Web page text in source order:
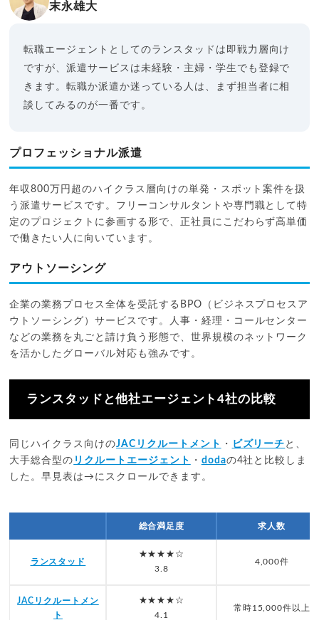
末永雄大
転職エージェントとしてのランスタッドは即戦力層向け
ですが、派遣サービスは未経験・主婦・学生でも登録で
きます。転職か派遣か迷っている人は、まず担当者に相
談してみるのが一番です。
プロフェッショナル派遣
年収800万円超のハイクラス層向けの単発・スポット案件を扱
う派遣サービスです。フリーコンサルタントや専門職として特
定のプロジェクトに参画する形で、正社員にこだわらず高単価
で働きたい人に向いています。
アウトソーシング
企業の業務プロセス全体を受託するBPO（ビジネスプロセスア
ウトソーシング）サービスです。人事・経理・コールセンター
などの業務を丸ごと請け負う形態で、世界規模のネットワーク
を活かしたグローバル対応も強みです。
ランスタッドと他社エージェント4社の比較
同じハイクラス向けのJACリクルートメント ・ ビズリーチ と、
大手総合型の リクルートエージェント ・ dodaの4社と比較しま
した。早見表は→にスクロールできます。
総合満足度 求人数
ランスタッド
★★★★☆
3.8
4,000件
JACリクルートメン
ト
★★★★☆
4.1
常時15,000件以上